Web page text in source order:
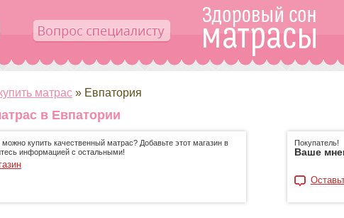
матрас » Евпатория
в Евпатории
можно купить качественный матрас? Добавьте этот магазин в
информацией с остальными!
Покупатель!
Ваше